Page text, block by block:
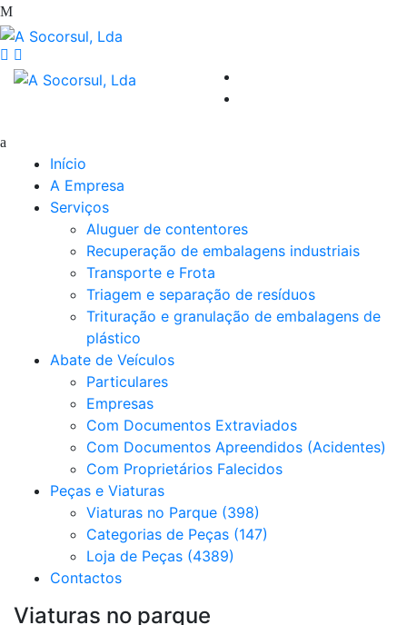
Início
A Empresa
Serviços
Aluguer de contentores
Recuperação de embalagens industriais
Transporte e Frota
Triagem e separação de resíduos
Trituração e granulação de embalagens de
plástico
Abate de Veículos
Particulares
Empresas
Com Documentos Extraviados
Com Documentos Apreendidos (Acidentes)
Com Proprietários Falecidos
Peças e Viaturas
Viaturas no Parque (398)
Categorias de Peças (147)
Loja de Peças (4389)
Contactos
Viaturas no parque